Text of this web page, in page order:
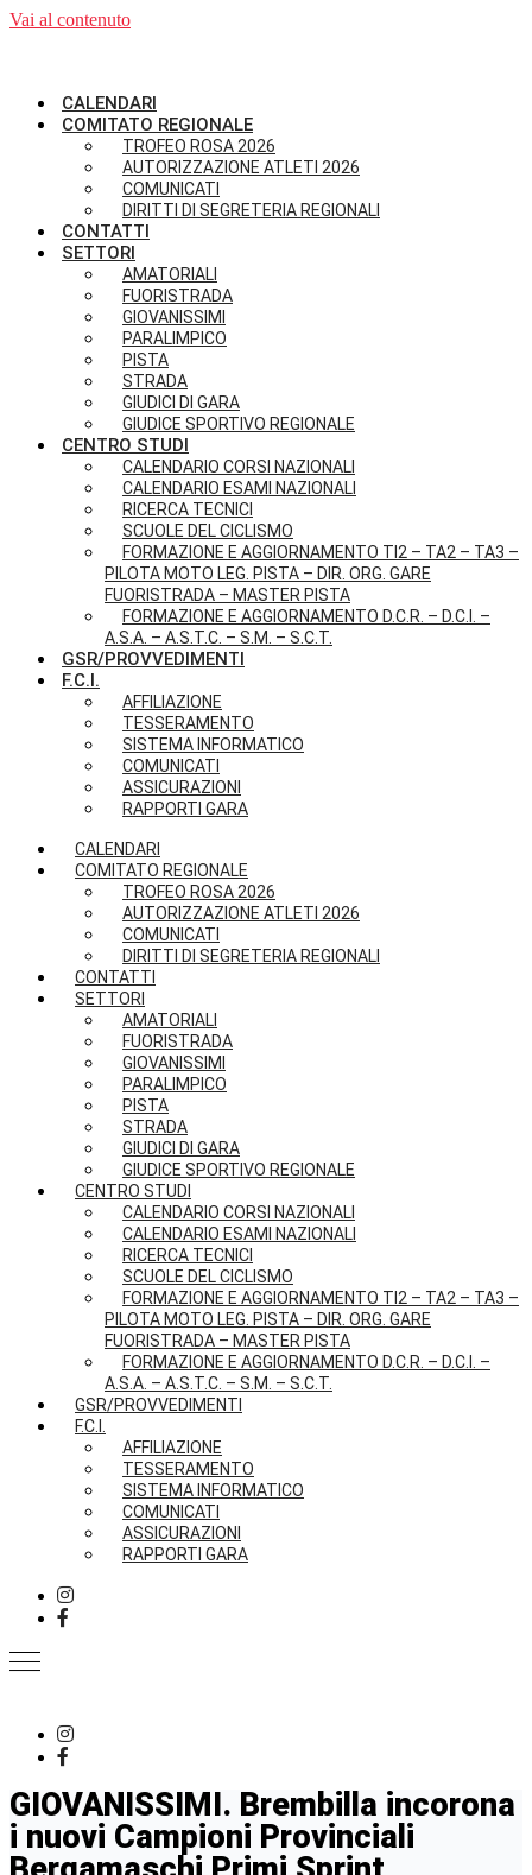
Vai al contenuto
CALENDARI
COMITATO REGIONALE
TROFEO ROSA 2026
AUTORIZZAZIONE ATLETI 2026
COMUNICATI
DIRITTI DI SEGRETERIA REGIONALI
CONTATTI
SETTORI
AMATORIALI
FUORISTRADA
GIOVANISSIMI
PARALIMPICO
PISTA
STRADA
GIUDICI DI GARA
GIUDICE SPORTIVO REGIONALE
CENTRO STUDI
CALENDARIO CORSI NAZIONALI
CALENDARIO ESAMI NAZIONALI
RICERCA TECNICI
SCUOLE DEL CICLISMO
FORMAZIONE E AGGIORNAMENTO TI2 – TA2 – TA3 –
PILOTA MOTO LEG. PISTA – DIR. ORG. GARE
FUORISTRADA – MASTER PISTA
FORMAZIONE E AGGIORNAMENTO D.C.R. – D.C.I. –
A.S.A. – A.S.T.C. – S.M. – S.C.T.
GSR/PROVVEDIMENTI
F.C.I.
AFFILIAZIONE
TESSERAMENTO
SISTEMA INFORMATICO
COMUNICATI
ASSICURAZIONI
RAPPORTI GARA
CALENDARI
COMITATO REGIONALE
TROFEO ROSA 2026
AUTORIZZAZIONE ATLETI 2026
COMUNICATI
DIRITTI DI SEGRETERIA REGIONALI
CONTATTI
SETTORI
AMATORIALI
FUORISTRADA
GIOVANISSIMI
PARALIMPICO
PISTA
STRADA
GIUDICI DI GARA
GIUDICE SPORTIVO REGIONALE
CENTRO STUDI
CALENDARIO CORSI NAZIONALI
CALENDARIO ESAMI NAZIONALI
RICERCA TECNICI
SCUOLE DEL CICLISMO
FORMAZIONE E AGGIORNAMENTO TI2 – TA2 – TA3 –
PILOTA MOTO LEG. PISTA – DIR. ORG. GARE
FUORISTRADA – MASTER PISTA
FORMAZIONE E AGGIORNAMENTO D.C.R. – D.C.I. –
A.S.A. – A.S.T.C. – S.M. – S.C.T.
GSR/PROVVEDIMENTI
F.C.I.
AFFILIAZIONE
TESSERAMENTO
SISTEMA INFORMATICO
COMUNICATI
ASSICURAZIONI
RAPPORTI GARA
GIOVANISSIMI. Brembilla incorona
i nuovi Campioni Provinciali